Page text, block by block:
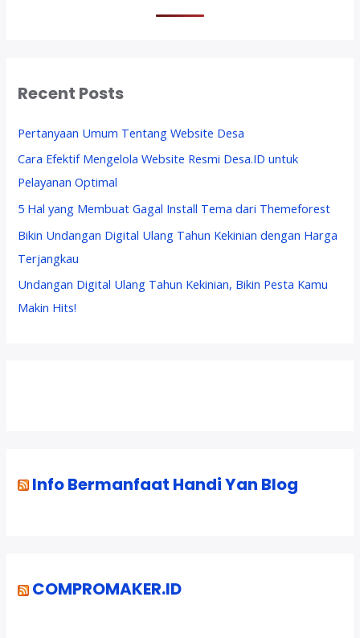
Recent Posts
Pertanyaan Umum Tentang Website Desa
Cara Efektif Mengelola Website Resmi Desa.ID untuk
Pelayanan Optimal
5 Hal yang Membuat Gagal Install Tema dari Themeforest
Bikin Undangan Digital Ulang Tahun Kekinian dengan Harga
Terjangkau
Undangan Digital Ulang Tahun Kekinian, Bikin Pesta Kamu
Makin Hits!
Info Bermanfaat Handi Yan Blog
COMPROMAKER.ID